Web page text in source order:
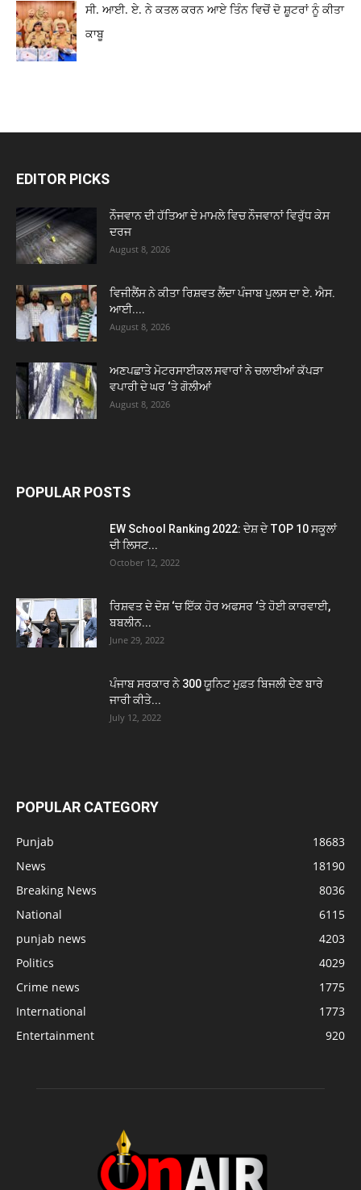
ਸੀ. ਆਈ. ਏ. ਨੇ ਕਤਲ ਕਰਨ ਆਏ ਤਿੰਨ ਵਿਚੋਂ ਦੋ ਸ਼ੂਟਰਾਂ ਨੂੰ ਕੀਤਾ
ਕਾਬੂ
EDITOR PICKS
ਨੌਜਵਾਨ ਦੀ ਹੱਤਿਆ ਦੇ ਮਾਮਲੇ ਵਿਚ ਨੌਜਵਾਨਾਂ ਵਿਰੁੱਧ ਕੇਸ
ਦਰਜ
August 8, 2026
ਵਿਜੀਲੈਂਸ ਨੇ ਕੀਤਾ ਰਿਸ਼ਵਤ ਲੈਂਦਾ ਪੰਜਾਬ ਪੁਲਸ ਦਾ ਏ. ਐਸ.
ਆਈ....
August 8, 2026
ਅਣਪਛਾਤੇ ਮੋਟਰਸਾਈਕਲ ਸਵਾਰਾਂ ਨੇ ਚਲਾਈਆਂ ਕੱਪੜਾ
ਵਪਾਰੀ ਦੇ ਘਰ ‘ਤੇ ਗੋਲੀਆਂ
August 8, 2026
POPULAR POSTS
EW School Ranking 2022: ਦੇਸ਼ ਦੇ TOP 10 ਸਕੂਲਾਂ
ਦੀ ਲਿਸਟ...
October 12, 2022
ਰਿਸ਼ਵਤ ਦੇ ਦੋਸ਼ ‘ਚ ਇੱਕ ਹੋਰ ਅਫਸਰ ‘ਤੇ ਹੋਈ ਕਾਰਵਾਈ,
ਬਬਲੀਨ...
June 29, 2022
ਪੰਜਾਬ ਸਰਕਾਰ ਨੇ 300 ਯੂਨਿਟ ਮੁਫ਼ਤ ਬਿਜਲੀ ਦੇਣ ਬਾਰੇ
ਜਾਰੀ ਕੀਤੇ...
July 12, 2022
POPULAR CATEGORY
Punjab
18683
News
18190
Breaking News
8036
National
6115
punjab news
4203
Politics
4029
Crime news
1775
International
1773
Entertainment
920